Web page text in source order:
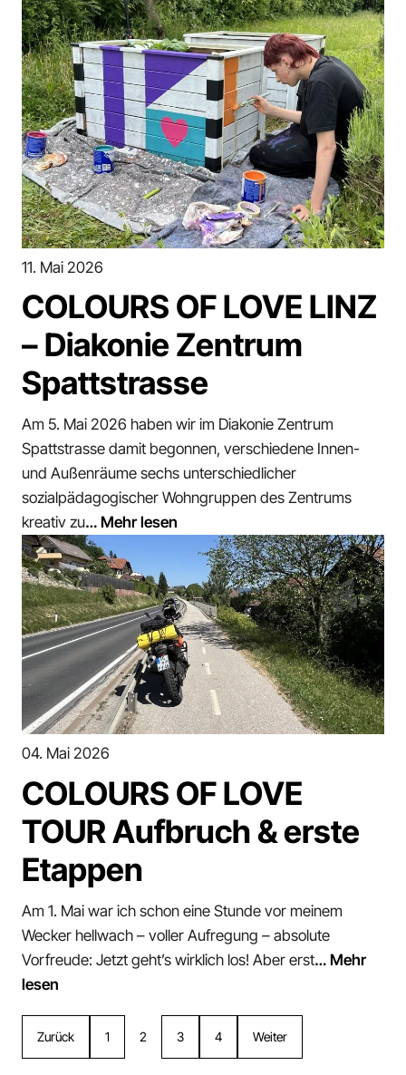
11. Mai 2026
COLOURS OF LOVE LINZ
– Diakonie Zentrum
Spattstrasse
Am 5. Mai 2026 haben wir im Diakonie Zentrum
Spattstrasse damit begonnen, verschiedene Innen-
und Außenräume sechs unterschiedlicher
sozialpädagogischer Wohngruppen des Zentrums
kreativ zu… Mehr lesen
04. Mai 2026
COLOURS OF LOVE
TOUR Aufbruch & erste
Etappen
Am 1. Mai war ich schon eine Stunde vor meinem
Wecker hellwach – voller Aufregung – absolute
Vorfreude: Jetzt geht’s wirklich los! Aber erst… Mehr
lesen
Zurück 1 2 3 4 Weiter